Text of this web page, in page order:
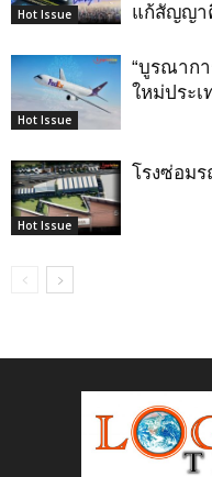
Hot Issue
แก้สัญญา
Hot Issue
“บูรณาก
ใหม่ประ
Hot Issue
โรงซ่อม